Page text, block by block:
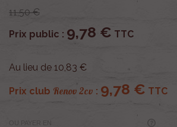
11,50 €
Prix public : 9,78 € TTC
Au lieu de 10,83 €
Prix club Renov 2cv : 9,78 € TTC